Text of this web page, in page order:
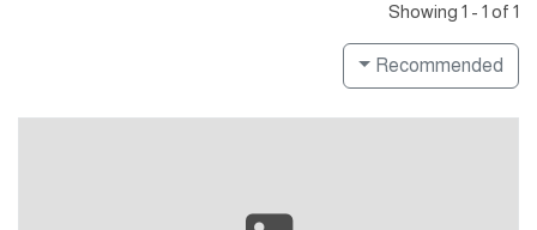
Showing 1 - 1 of 1
Recommended